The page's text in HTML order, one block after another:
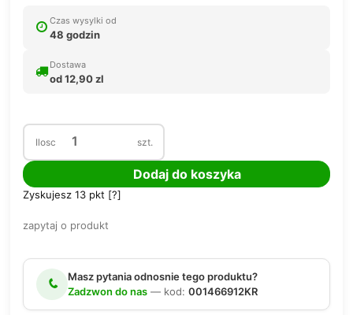
Czas wysylki od
48 godzin
Dostawa
od 12,90 zl
Ilosc szt.
Dodaj do koszyka
Zyskujesz 13 pkt [?]
zapytaj o produkt
Masz pytania odnosnie tego produktu?
Zadzwon do nas — kod: 001466912KR